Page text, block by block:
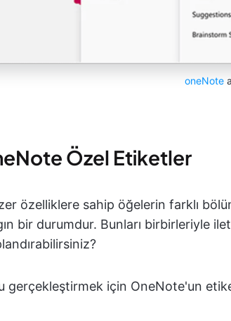
oneNote
Özel Etiketler
özelliklere sahip öğelerin farklı
bir durumdur. Bunları birbirleriyle
gerçekleştirmek için OneNote'un